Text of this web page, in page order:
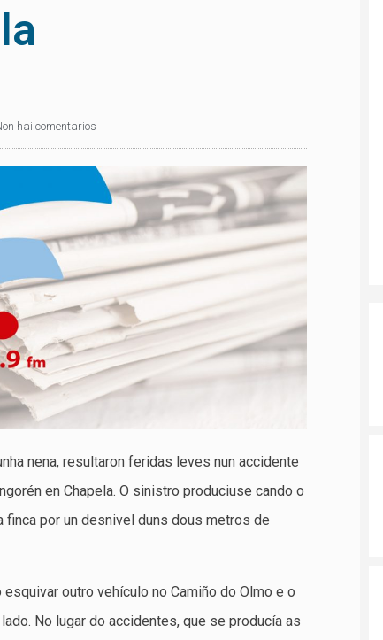
hai comentarios
nena, resultaron feridas leves nun accidente
en Chapela. O sinistro produciuse cando o
finca por un desnivel duns dous metros de
outro vehículo no Camiño do Olmo e o
No lugar do accidentes, que se producía as